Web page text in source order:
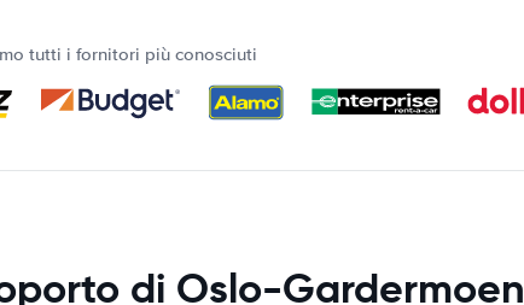
tutti i fornitori più conosciuti
di Oslo-Gardermoen